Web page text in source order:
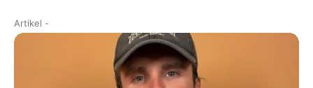
Artikel -